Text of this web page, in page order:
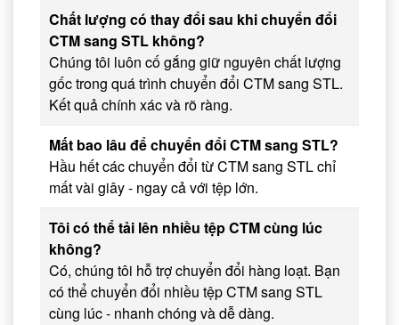
Chất lượng có thay đổi sau khi chuyển đổi
CTM sang STL không?
Chúng tôi luôn cố gắng giữ nguyên chất lượng
gốc trong quá trình chuyển đổi CTM sang STL.
Kết quả chính xác và rõ ràng.
Mất bao lâu để chuyển đổi CTM sang STL?
Hầu hết các chuyển đổi từ CTM sang STL chỉ
mất vài giây - ngay cả với tệp lớn.
Tôi có thể tải lên nhiều tệp CTM cùng lúc
không?
Có, chúng tôi hỗ trợ chuyển đổi hàng loạt. Bạn
có thể chuyển đổi nhiều tệp CTM sang STL
cùng lúc - nhanh chóng và dễ dàng.